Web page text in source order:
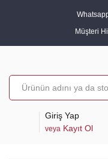
Müşteri
Giriş Yap
veya Kayıt Ol